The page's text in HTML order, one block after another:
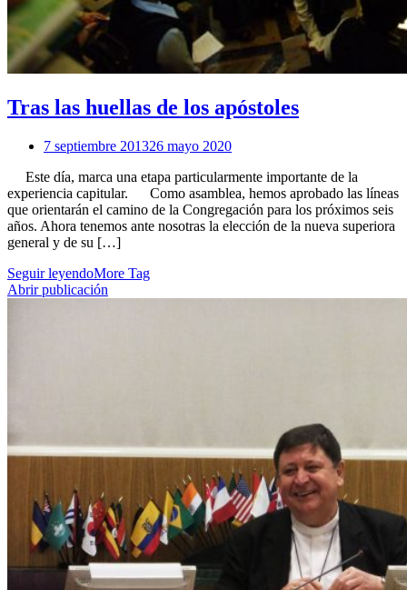
Tras las huellas de los apóstoles
7 septiembre 201326 mayo 2020
Este día, marca una etapa particularmente importante de la
experiencia capitular. Como asamblea, hemos aprobado las líneas
que orientarán el camino de la Congregación para los próximos seis
años. Ahora tenemos ante nosotras la elección de la nueva superiora
general y de su […]
Seguir leyendoMore Tag
Abrir publicación